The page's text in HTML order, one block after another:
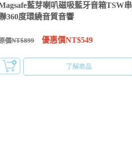
藍芽喇叭磁吸藍牙音箱TSW串
360度環繞音質音響
價NT$899 優惠價NT$549
了解商品